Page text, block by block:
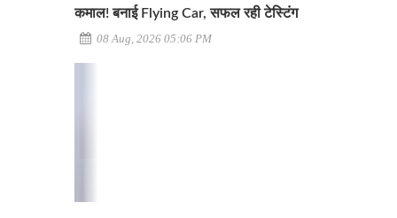
कमाल! बनाई Flying Car, सफल रही टेस्टिंग
08 Aug, 2026 05:06 PM